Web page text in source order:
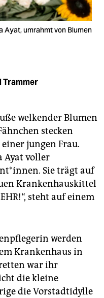
Ayat, umrahmt von Blumen
Trammer
welkender Blumen
stecken
jungen Frau.
Ayat voller
Sie trägt auf
Krankenhauskittel
steht auf einem
werden
Krankenhaus in
war ihr
die kleine
die Vorstadtidylle